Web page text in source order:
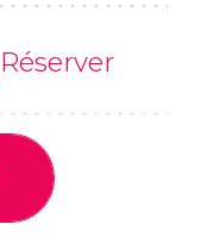
Réserver